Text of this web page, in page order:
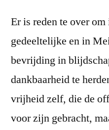
Er is reden te over om
gedeeltelijke en in
bevrijding in
dankbaarheid te
vrijheid zelf, die de
voor zijn gebracht,